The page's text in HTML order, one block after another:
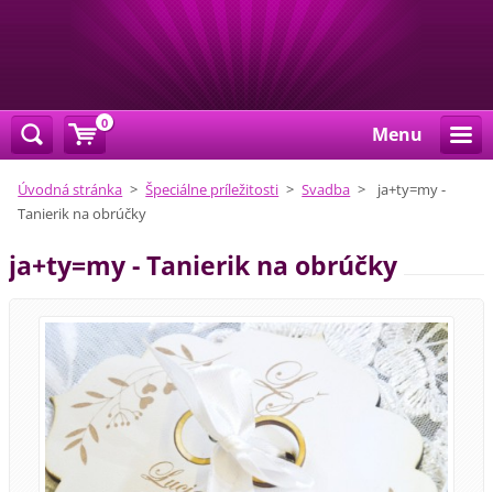
Menu
Úvodná stránka > Špeciálne príležitosti > Svadba >
ja+ty=my -
Tanierik na obrúčky
ja+ty=my - Tanierik na obrúčky
0